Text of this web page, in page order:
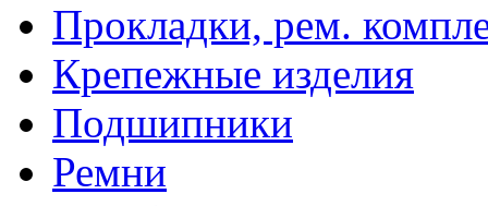
Прокладки, рем.
Крепежные изделия
Подшипники
Ремни